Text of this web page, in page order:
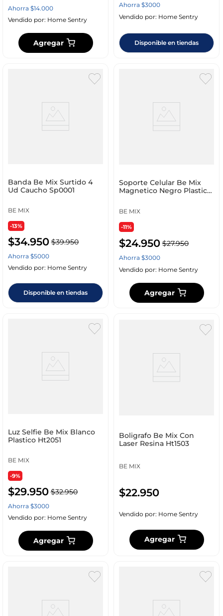
Ahorra $14.000
Vendido por: Home Sentry
Agregar
Ahorra $3000
Vendido por: Home Sentry
Disponible en tiendas
Banda Be Mix Surtido 4
Ud Caucho Sp0001
BE MIX
-13%
$34.950 $39.950
Ahorra $5000
Vendido por: Home Sentry
Disponible en tiendas
Soporte Celular Be Mix
Magnetico Negro Plastico
BE MIX
-11%
$24.950 $27.950
Ahorra $3000
Vendido por: Home Sentry
Agregar
Luz Selfie Be Mix Blanco
Plastico Ht2051
BE MIX
-9%
$29.950 $32.950
Ahorra $3000
Vendido por: Home Sentry
Agregar
Boligrafo Be Mix Con
Laser Resina Ht1503
BE MIX
$22.950
Vendido por: Home Sentry
Agregar